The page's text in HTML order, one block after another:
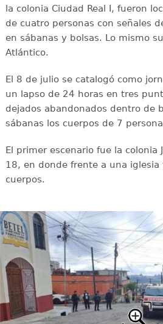
la colonia Ciudad Real I, fueron
de cuatro personas con señales
en sábanas y bolsas. Lo mismo
Atlántico.
El 8 de julio se catalogó como
un lapso de 24 horas en tres
dejados abandonados dentro de
sábanas los cuerpos de 7
El primer escenario fue la colonia
18, en donde frente a una iglesia
cuerpos.